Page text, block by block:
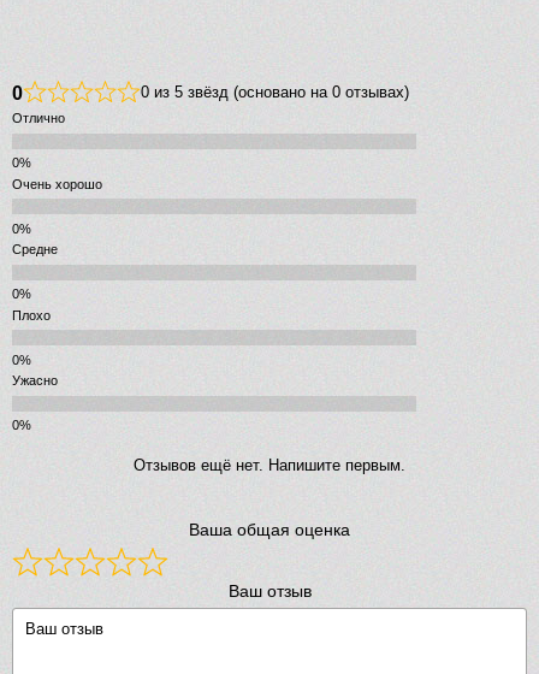
0 0 из 5 звёзд (основано на 0 отзывах)
Отлично
Очень хорошо
Средне
Плохо
Ужасно
Отзывов ещё нет. Напишите первым.
Ваша общая оценка
Ваш отзыв